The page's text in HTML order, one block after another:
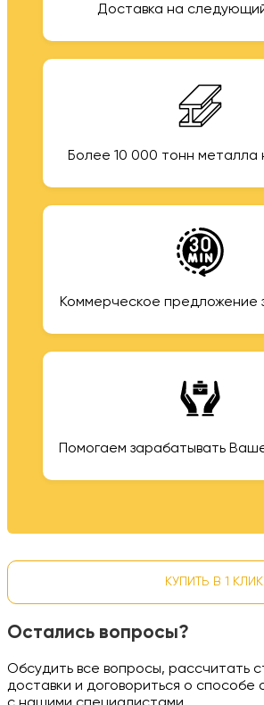
Доставка на
Более 10 000 тонн металла
Коммерческое предложение
Помогаем зарабатывать
КУПИТЬ В 1 КЛИК
Остались вопросы?
Обсудить все вопросы, рассчитать
доставки и договориться о способе